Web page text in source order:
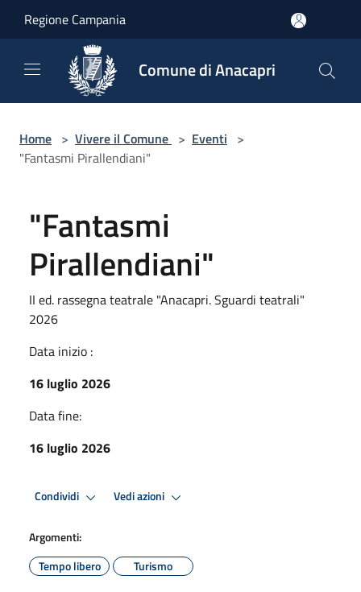
Regione Campania
Comune di Anacapri
Home > Vivere il Comune > Eventi >
"Fantasmi Pirallendiani"
"Fantasmi
Pirallendiani"
II ed. rassegna teatrale "Anacapri. Sguardi teatrali"
2026
Data inizio :
16 luglio 2026
Data fine:
16 luglio 2026
Condividi Vedi azioni
Argomenti:
Tempo libero
Turismo